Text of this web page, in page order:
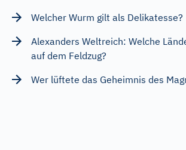
Welcher Wurm gilt als Delikatesse?
Alexanders Weltreich: Welche
auf dem Feldzug?
Wer lüftete das Geheimnis des